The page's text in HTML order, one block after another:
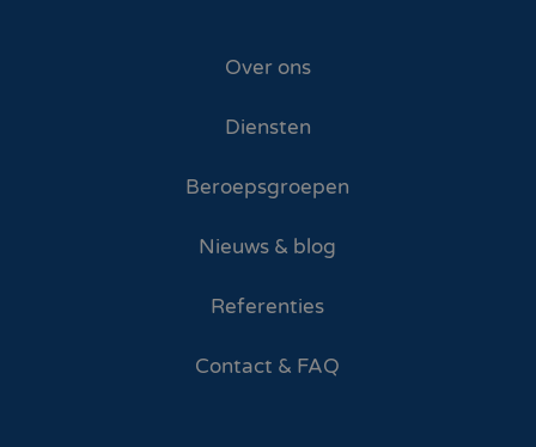
Over ons
Diensten
Beroepsgroepen
Nieuws & blog
Referenties
Contact & FAQ